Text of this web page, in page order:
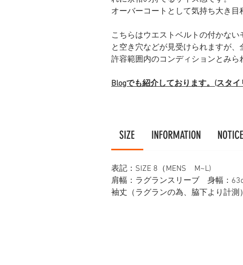
オーバーコートとして気持ち大き目
こちらはウエストベルトの付かな
と空き穴などが見受けられますが
許容範囲内のコンディションとみら
Blogでも紹介しております。(スタ
SIZE INFORMATION NOTICE
表記：SIZE 8（MENS M~L)
肩幅：ラグランスリーブ 身幅：
袖丈（ラグランの為、脇下より計測